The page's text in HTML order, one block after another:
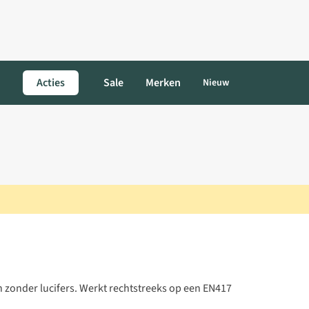
Acties Sale Merken Nieuw
lucifers. Werkt rechtstreeks op een EN417